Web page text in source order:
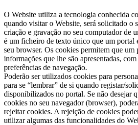
O Website utiliza a tecnologia conhecida
quando visitar o Website, será solicitado o
criação e gravação no seu computador de
é um ficheiro de texto único que um portal
seu browser. Os cookies permitem que um
informações que lhe são apresentadas, com
preferências de navegação.
Poderão ser utilizados cookies para
para se “lembrar” de si quando registar/
disponibilizados no portal. Se não desejar
cookies no seu navegador (browser),
rejeitar cookies. A rejeição de cookies
utilizar algumas das funcionalidades do